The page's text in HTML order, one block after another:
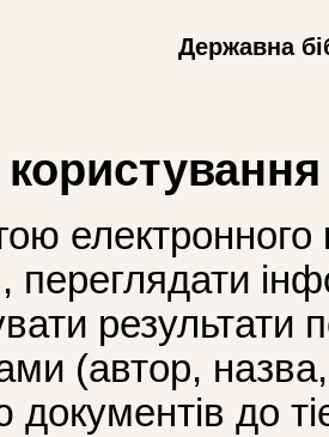
Державна
переглядати
(автор, назва,
документів до